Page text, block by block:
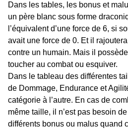
Dans les tables, les bonus et
un père blanc sous forme
l’équivalent d’une force de 6, si
avait une force de 0. Et il
contre un humain. Mais il
toucher au combat ou esquiver.
Dans le tableau des différentes
de Dommage, Endurance et
catégorie à l’autre. En cas de
même taille, il n’est pas besoin
différents bonus ou malus quand